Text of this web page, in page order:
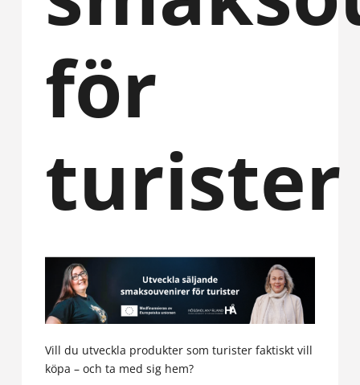
för
turister
Vill du utveckla produkter som turister faktiskt vill
köpa – och ta med sig hem?